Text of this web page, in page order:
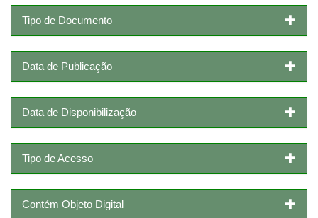
Tipo de Documento
Data de Publicação
Data de Disponibilização
Tipo de Acesso
Contém Objeto Digital